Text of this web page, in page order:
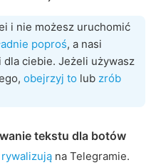
i nie możesz uruchomić
poproś, a nasi
ciebie. Jeżeli używasz
obejrzyj to lub zrób
tekstu dla botów
na Telegramie.